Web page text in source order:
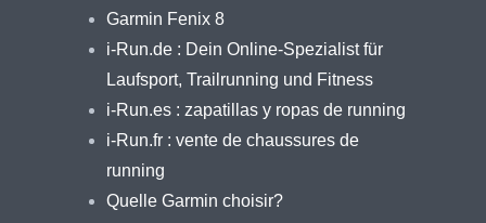
Garmin Fenix 8
i-Run.de : Dein Online-Spezialist für
Laufsport, Trailrunning und Fitness
i-Run.es : zapatillas y ropas de running
i-Run.fr : vente de chaussures de
running
Quelle Garmin choisir?